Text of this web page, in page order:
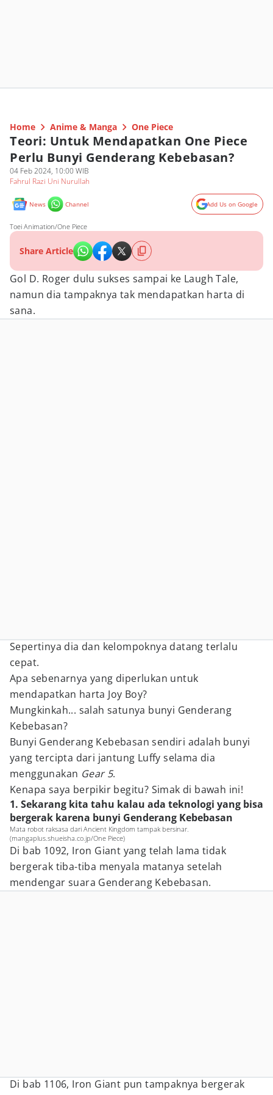
Home Anime & Manga One Piece
Teori: Untuk Mendapatkan One Piece
Perlu Bunyi Genderang Kebebasan?
04 Feb 2024, 10:00 WIB
Fahrul Razi Uni Nurullah
News Channel Add Us on Google
Toei Animation/One Piece
Share Article
Gol D. Roger dulu sukses sampai ke Laugh Tale,
namun dia tampaknya tak mendapatkan harta di
sana.
Sepertinya dia dan kelompoknya datang terlalu
cepat.
Apa sebenarnya yang diperlukan untuk
mendapatkan harta Joy Boy?
Mungkinkah... salah satunya bunyi Genderang
Kebebasan?
Bunyi Genderang Kebebasan sendiri adalah bunyi
yang tercipta dari jantung Luffy selama dia
menggunakan Gear 5.
Kenapa saya berpikir begitu? Simak di bawah ini!
1. Sekarang kita tahu kalau ada teknologi yang bisa
bergerak karena bunyi Genderang Kebebasan
Mata robot raksasa dari Ancient Kingdom tampak bersinar.
(mangaplus.shueisha.co.jp/One Piece)
Di bab 1092, Iron Giant yang telah lama tidak
bergerak tiba-tiba menyala matanya setelah
mendengar suara Genderang Kebebasan.
Di bab 1106, Iron Giant pun tampaknya bergerak